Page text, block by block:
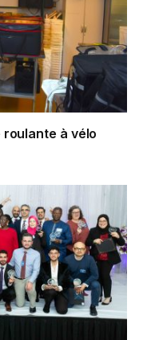
roulante à vélo